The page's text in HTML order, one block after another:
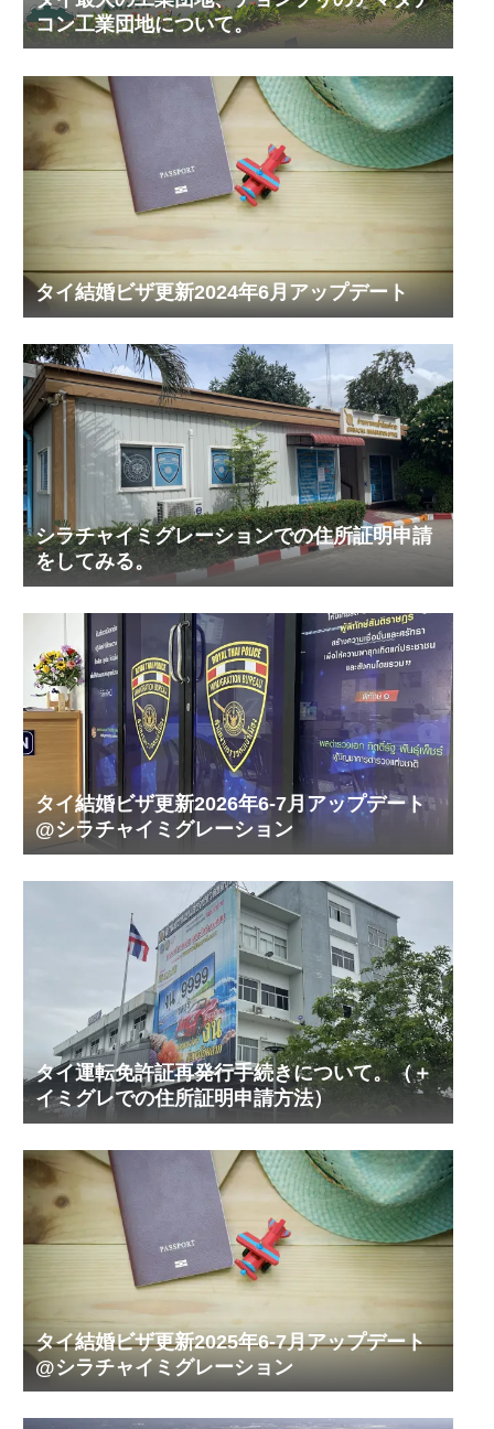
コン工業団地について。
タイ結婚ビザ更新2024年6月アップデート
シラチャイミグレーションでの住所証明申請
をしてみる。
タイ結婚ビザ更新2026年6-7月アップデート
@シラチャイミグレーション
タイ運転免許証再発行手続きについて。（＋
イミグレでの住所証明申請方法）
タイ結婚ビザ更新2025年6-7月アップデート
@シラチャイミグレーション